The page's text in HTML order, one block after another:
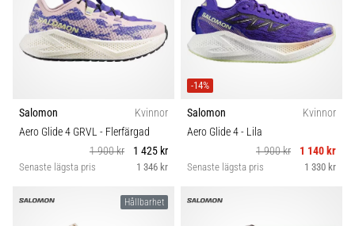
Salomon
Kvinnor
Aero Glide 4 GRVL - Flerfärgad
1 900 kr
1 425 kr
Senaste lägsta pris 1 346 kr
-14%
Salomon
Kvinnor
Aero Glide 4- Lila
1 900 kr
1 140 kr
Senaste lägsta pris 1 330 kr
Hållbarhet